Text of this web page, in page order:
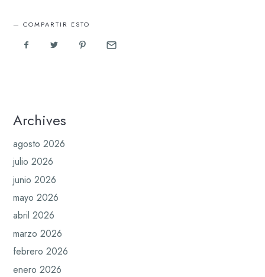
COMPARTIR ESTO
Archives
agosto 2026
julio 2026
junio 2026
mayo 2026
abril 2026
marzo 2026
febrero 2026
enero 2026